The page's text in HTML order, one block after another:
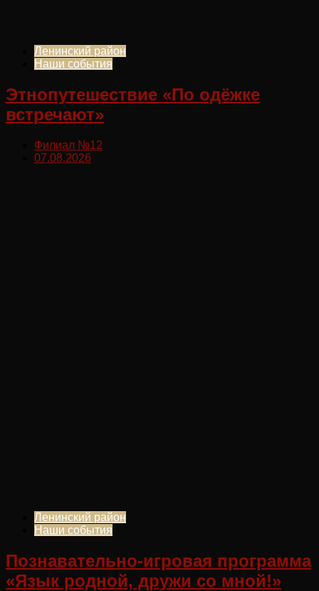
Ленинский район
Наши события
Этнопутешествие «По одёжке
встречают»
Филиал №12
07.08.2026
Ленинский район
Наши события
Познавательно-игровая программа
«Язык родной, дружи со мной!»